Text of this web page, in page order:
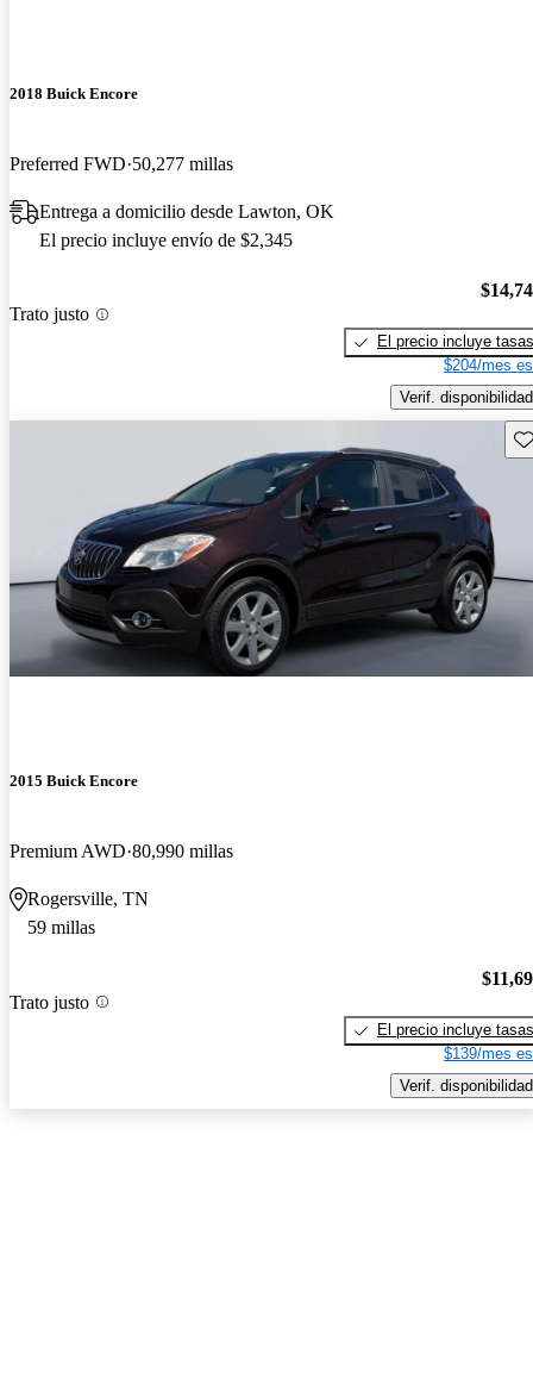
2018 Buick Encore
Preferred FWD 50,277 millas
Entrega a domicilio desde Lawton, OK
El precio incluye envío de $2,345
Trato justo
El precio incluye tasas
$204/mes
Verif. disponibilidad
2015 Buick Encore
Premium AWD 80,990 millas
Rogersville, TN
59 millas
Trato justo
El precio incluye tasas
$139/mes
Verif. disponibilidad